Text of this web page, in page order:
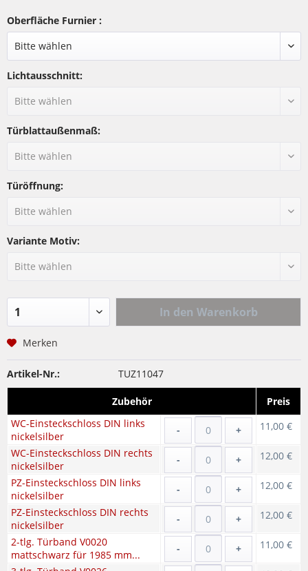
Oberfläche Furnier :
Lichtausschnitt:
Türblattaußenmaß:
Türöffnung:
Variante Motiv:
In den Warenkorb
Merken
Artikel-Nr.: TUZ11047
Zubehör
Preis
WC-Einsteckschloss DIN links
nickelsilber
- + 11,00 €
WC-Einsteckschloss DIN rechts
nickelsilber
- + 12,00 €
PZ-Einsteckschloss DIN links
nickelsilber
- + 12,00 €
PZ-Einsteckschloss DIN rechts
nickelsilber
- + 12,00 €
2-tlg. Türband V0020
mattschwarz für 1985 mm...
- + 11,00 €